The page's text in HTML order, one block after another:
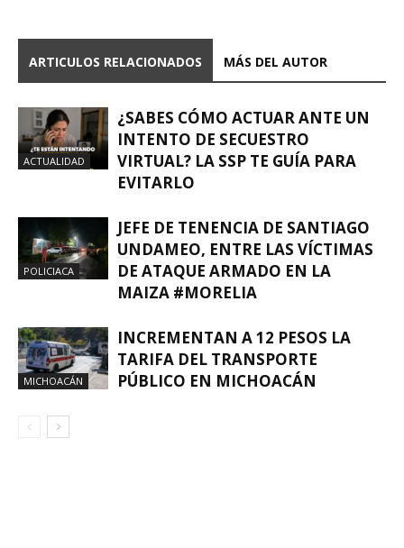
ARTICULOS RELACIONADOS MÁS DEL AUTOR
ACTUALIDAD
¿SABES CÓMO ACTUAR ANTE UN
INTENTO DE SECUESTRO
VIRTUAL? LA SSP TE GUÍA PARA
EVITARLO
POLICIACA
JEFE DE TENENCIA DE SANTIAGO
UNDAMEO, ENTRE LAS VÍCTIMAS
DE ATAQUE ARMADO EN LA
MAIZA #MORELIA
MICHOACÁN
INCREMENTAN A 12 PESOS LA
TARIFA DEL TRANSPORTE
PÚBLICO EN MICHOACÁN